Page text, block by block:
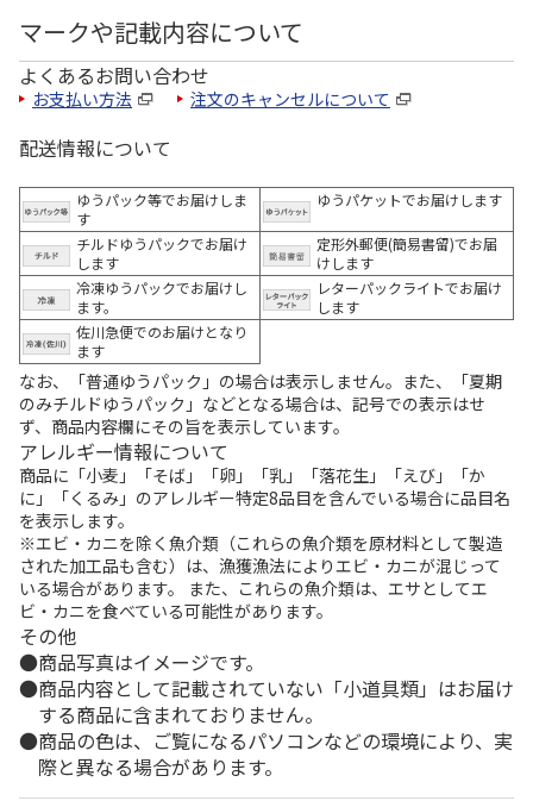
マークや記載内容について
よくあるお問い合わせ
お支払い方法 注文のキャンセルについて
配送情報について
ゆうパック等でお届けしま
す
ゆうパケットでお届けします
チルドゆうパックでお届け
します
定形外郵便(簡易書留)でお届
けします
冷凍ゆうパックでお届けし
ます。
レターパックライトでお届け
します
佐川急便でのお届けとなり
ます
なお、「普通ゆうパック」の場合は表示しません。また、「夏期
のみチルドゆうパック」などとなる場合は、記号での表示はせ
ず、商品内容欄にその旨を表示しています。
アレルギー情報について
商品に「小麦」「そば」「卵」「乳」「落花生」「えび」「か
に」「くるみ」のアレルギー特定8品目を含んでいる場合に品目名
を表示します。
※エビ・カニを除く魚介類（これらの魚介類を原材料として製造
された加工品も含む）は、漁獲漁法によりエビ・カニが混じって
いる場合があります。 また、これらの魚介類は、エサとしてエ
ビ・カニを食べている可能性があります。
その他
商品写真はイメージです。
商品内容として記載されていない「小道具類」はお届け
する商品に含まれておりません。
商品の色は、ご覧になるパソコンなどの環境により、実
際と異なる場合があります。